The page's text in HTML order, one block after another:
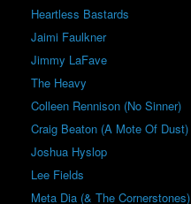
Heartless Bastards
Jaimi Faulkner
Jimmy LaFave
The Heavy
Colleen Rennison (No Sinner)
Craig Beaton (A Mote Of Dust)
Joshua Hyslop
Lee Fields
Meta Dia (& The Cornerstones)